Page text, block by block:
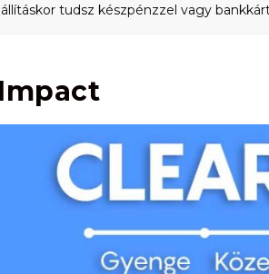
tudsz készpénzzel vagy